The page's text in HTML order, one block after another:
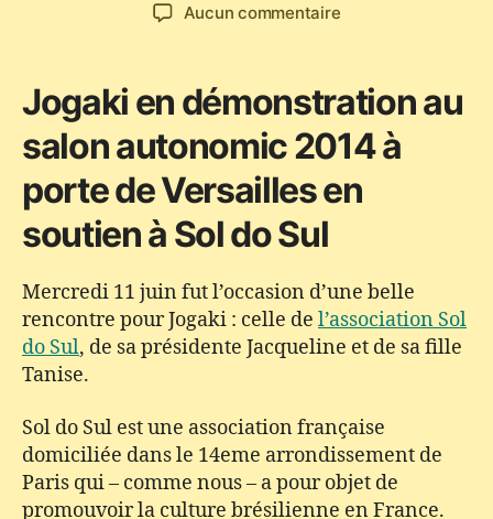
l’article
Aucun commentairesur
Sul
:
une
belle
rencontre
Jogaki en démonstration au
salon autonomic 2014 à
porte de Versailles en
soutien à Sol do Sul
Mercredi 11 juin fut l’occasion d’une belle
rencontre pour Jogaki : celle de l’association Sol
do Sul, de sa présidente Jacqueline et de sa fille
Tanise.
Sol do Sul est une association française
domiciliée dans le 14eme arrondissement de
Paris qui – comme nous – a pour objet de
promouvoir la culture brésilienne en France.